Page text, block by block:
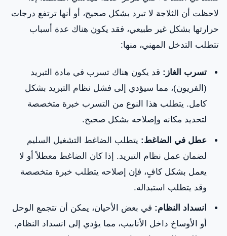
لاحظت أن الثلاجة لا تبرد بشكل صحيح، أو أنها ترتفع درجات
حرارتها بشكل غير طبيعي، فقد يكون هناك عدة أسباب
تتطلب التدخل المهني، منها:
تسرب الغاز: قد يكون هناك تسرب في مادة التبريد
(الفريون)، مما سيؤدي إلى فشل نظام التبريد بشكل
كامل. يتطلب هذا النوع من التسرب خبرة متخصصة
لتحديد مكانه وإصلاحه بشكل صحيح.
عطل في الضاغط: يتطلب الضاغط التشغيل السليم
لضمان عمل نظام التبريد. إذا كان الضاغط معطلاً أو لا
يعمل بشكل كافٍ، فإن إصلاحه يتطلب خبرة متخصصة
وقد يتطلب استبداله.
انسداد النظام: في بعض الأحيان، يمكن أن تتجمع الوحل
أو الأوساخ داخل الأنابيب، مما يؤدي إلى انسداد النظام.